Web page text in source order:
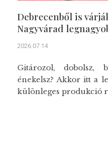
Debrecenből is
Nagyvárad
2026.07.14
Gitározol, dobolsz,
énekelsz? Akkor itt a
különleges produkció